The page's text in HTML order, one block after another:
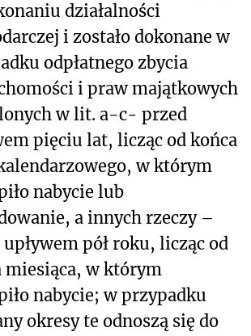
działalności
i zostało dokonane w
odpłatnego zbycia
i praw majątkowych
w lit. a-c- przed
pięciu lat, licząc od końca
w którym
nabycie lub
a innych rzeczy –
pół roku, licząc od
miesiąca, w którym
nabycie; w przypadku
okresy te odnoszą się do